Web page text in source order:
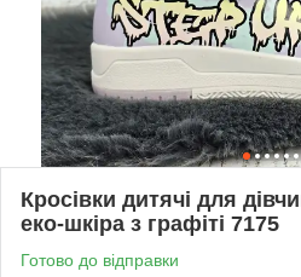
Кросівки дитячі для
еко-шкіра з графіті 7175
Готово до відправки